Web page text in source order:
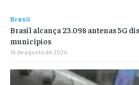
Brasil
Brasil alcança 23.098 antenas 5G
municípios
16 de agosto de 2024